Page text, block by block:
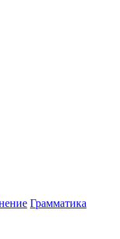
Грамматика